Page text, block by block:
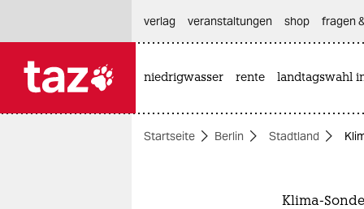
themen
verlag
veranstaltungen shop fragen
niedrigwasser rente landtagswahl
Startseite Berlin Stadtland
Klima-